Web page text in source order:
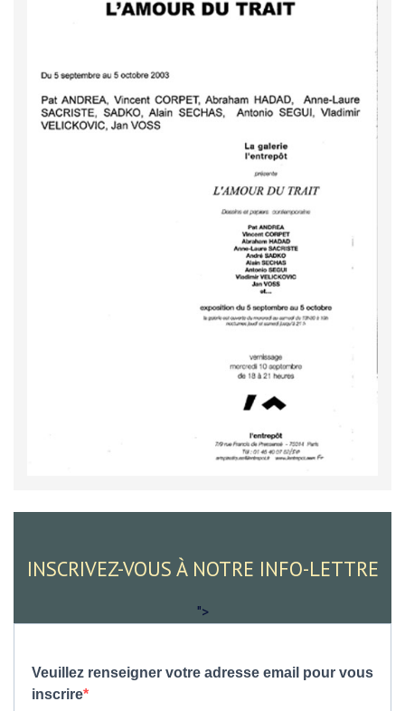
INSCRIVEZ-VOUS À NOTRE INFO-LETTRE
">
Veuillez renseigner votre adresse email pour vous
inscrire